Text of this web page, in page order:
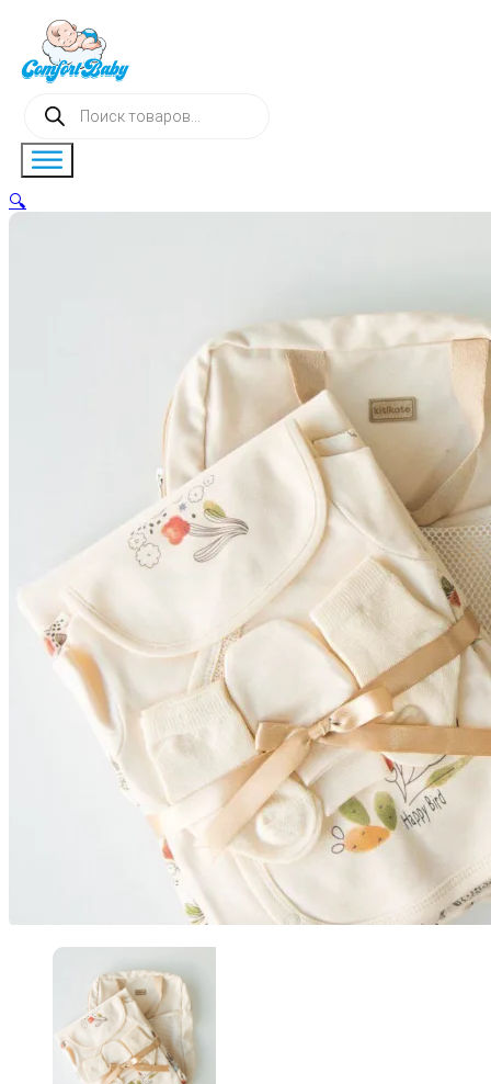
Поиск
товаров
🔍